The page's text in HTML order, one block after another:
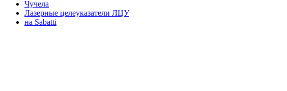
Чучела
Лазерные целеуказатели ЛЦУ
на Sabatti